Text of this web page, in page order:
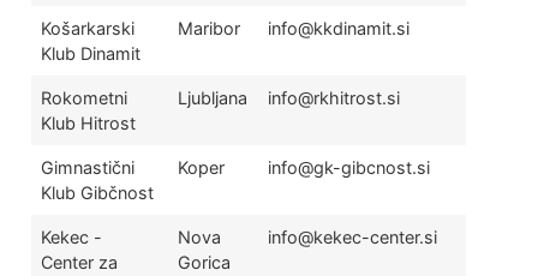
Košarkarski
Klub Dinamit
Maribor info@kkdinamit.si
Rokometni
Klub Hitrost
Ljubljana info@rkhitrost.si
Gimnastični
Klub Gibčnost
Koper info@gk-gibcnost.si
Kekec -
Center za
Nova
Gorica
info@kekec-center.si